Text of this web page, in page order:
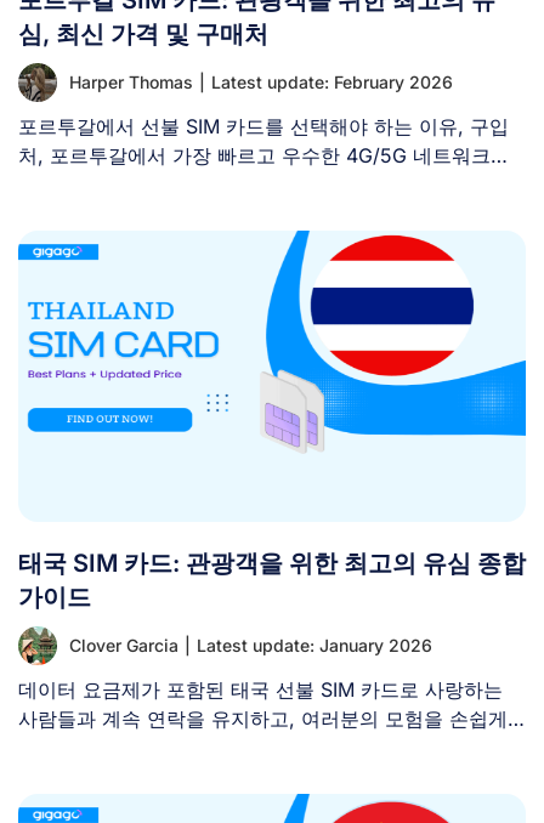
심, 최신 가격 및 구매처
Harper Thomas Latest update: February 2026
포르투갈에서 선불 SIM 카드를 선택해야 하는 이유, 구입
처, 포르투갈에서 가장 빠르고 우수한 4G/5G 네트워크를
태국 SIM 카드: 관광객을 위한 최고의 유심 종합
가이드
Clover Garcia Latest update: January 2026
데이터 요금제가 포함된 태국 선불 SIM 카드로 사랑하는
사람들과 계속 연락을 유지하고, 여러분의 모험을 손쉽게